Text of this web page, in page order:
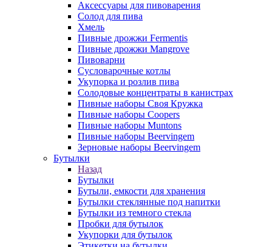
Аксессуары для пивоварения
Солод для пива
Хмель
Пивные дрожжи Fermentis
Пивные дрожжи Mangrove
Пивоварни
Сусловарочные котлы
Укупорка и розлив пива
Солодовые концентраты в канистрах
Пивные наборы Своя Кружка
Пивные наборы Coopers
Пивные наборы Muntons
Пивные наборы Beervingem
Зерновые наборы Beervingem
Бутылки
Назад
Бутылки
Бутыли, емкости для хранения
Бутылки стеклянные под напитки
Бутылки из темного стекла
Пробки для бутылок
Укупорки для бутылок